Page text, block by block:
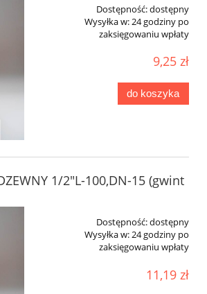
Dostępność:dostępny
Wysyłka w:24 godziny po
zaksięgowaniu wpłaty
9,25 zł
do koszyka
1/2"L-100,DN-15 (gwint
Dostępność:dostępny
Wysyłka w:24 godziny po
zaksięgowaniu wpłaty
11,19 zł